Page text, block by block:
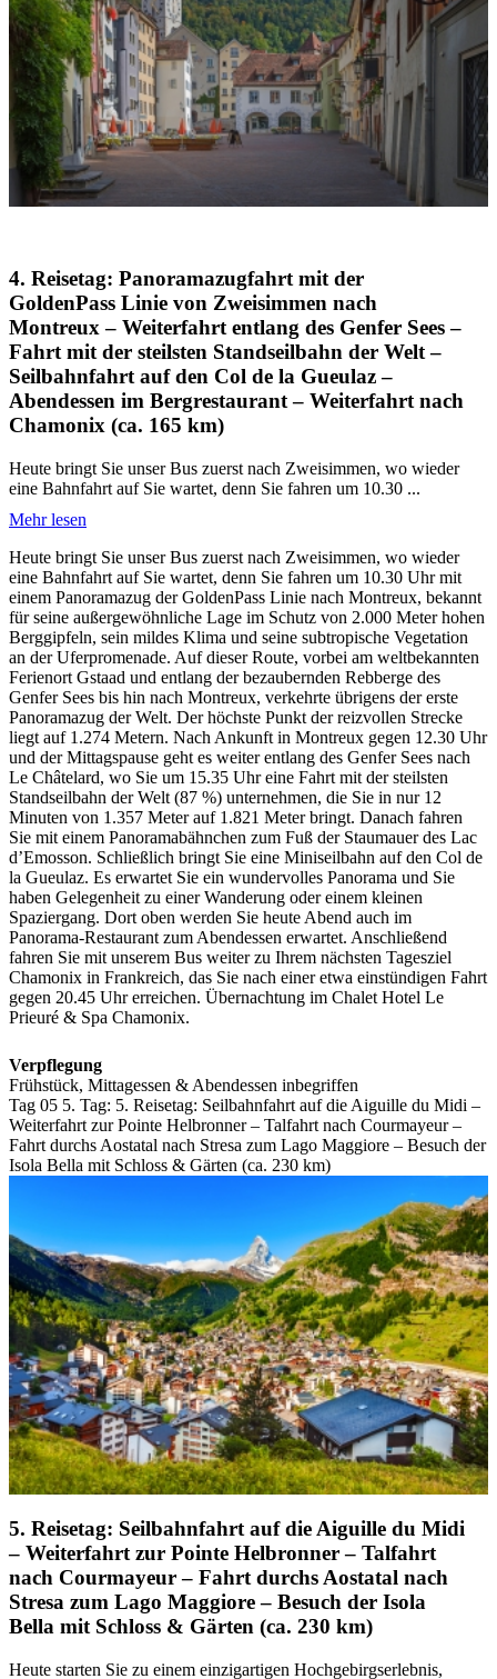
4. Reisetag: Panoramazugfahrt mit der
GoldenPass Linie von Zweisimmen nach
Montreux – Weiterfahrt entlang des Genfer Sees –
Fahrt mit der steilsten Standseilbahn der Welt –
Seilbahnfahrt auf den Col de la Gueulaz –
Abendessen im Bergrestaurant – Weiterfahrt nach
Chamonix (ca. 165 km)
Heute bringt Sie unser Bus zuerst nach Zweisimmen, wo wieder
eine Bahnfahrt auf Sie wartet, denn Sie fahren um 10.30 ...
Mehr lesen
Heute bringt Sie unser Bus zuerst nach Zweisimmen, wo wieder
eine Bahnfahrt auf Sie wartet, denn Sie fahren um 10.30 Uhr mit
einem Panoramazug der GoldenPass Linie nach Montreux, bekannt
für seine außergewöhnliche Lage im Schutz von 2.000 Meter hohen
Berggipfeln, sein mildes Klima und seine subtropische Vegetation
an der Uferpromenade. Auf dieser Route, vorbei am weltbekannten
Ferienort Gstaad und entlang der bezaubernden Rebberge des
Genfer Sees bis hin nach Montreux, verkehrte übrigens der erste
Panoramazug der Welt. Der höchste Punkt der reizvollen Strecke
liegt auf 1.274 Metern. Nach Ankunft in Montreux gegen 12.30 Uhr
und der Mittagspause geht es weiter entlang des Genfer Sees nach
Le Châtelard, wo Sie um 15.35 Uhr eine Fahrt mit der steilsten
Standseilbahn der Welt (87 %) unternehmen, die Sie in nur 12
Minuten von 1.357 Meter auf 1.821 Meter bringt. Danach fahren
Sie mit einem Panoramabähnchen zum Fuß der Staumauer des Lac
d’Emosson. Schließlich bringt Sie eine Miniseilbahn auf den Col de
la Gueulaz. Es erwartet Sie ein wundervolles Panorama und Sie
haben Gelegenheit zu einer Wanderung oder einem kleinen
Spaziergang. Dort oben werden Sie heute Abend auch im
Panorama-Restaurant zum Abendessen erwartet. Anschließend
fahren Sie mit unserem Bus weiter zu Ihrem nächsten Tagesziel
Chamonix in Frankreich, das Sie nach einer etwa einstündigen Fahrt
gegen 20.45 Uhr erreichen. Übernachtung im Chalet Hotel Le
Prieuré & Spa Chamonix.
Verpflegung
Frühstück, Mittagessen & Abendessen inbegriffen
Tag 05 5. Tag: 5. Reisetag: Seilbahnfahrt auf die Aiguille du Midi –
Weiterfahrt zur Pointe Helbronner – Talfahrt nach Courmayeur –
Fahrt durchs Aostatal nach Stresa zum Lago Maggiore – Besuch der
Isola Bella mit Schloss & Gärten (ca. 230 km)
5. Reisetag: Seilbahnfahrt auf die Aiguille du Midi
– Weiterfahrt zur Pointe Helbronner – Talfahrt
nach Courmayeur – Fahrt durchs Aostatal nach
Stresa zum Lago Maggiore – Besuch der Isola
Bella mit Schloss & Gärten (ca. 230 km)
Heute starten Sie zu einem einzigartigen Hochgebirgserlebnis,